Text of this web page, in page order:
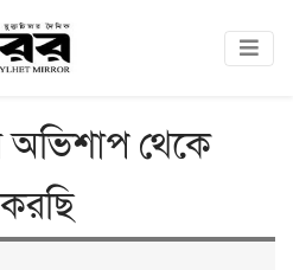
অভিশাপ থেকে